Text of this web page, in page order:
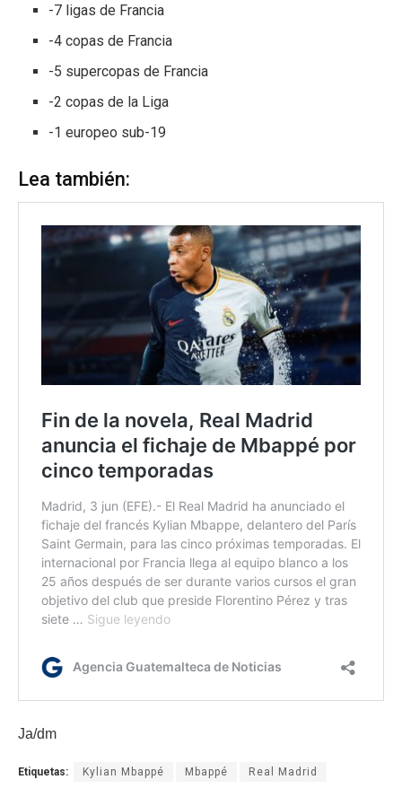
-7 ligas de Francia
-4 copas de Francia
-5 supercopas de Francia
-2 copas de la Liga
-1 europeo sub-19
Lea también:
Ja/dm
Etiquetas: Kylian Mbappé Mbappé Real Madrid